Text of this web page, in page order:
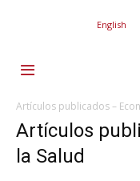
English
Artículos publicados –
Artículos
la Salud